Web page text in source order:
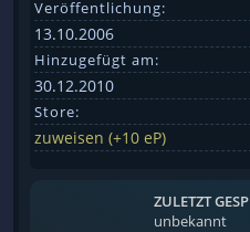
Veröffentlichung:
13.10.2006
Hinzugefügt am:
30.12.2010
Store:
zuweisen (+10 eP)
ZULETZT
unbekannt